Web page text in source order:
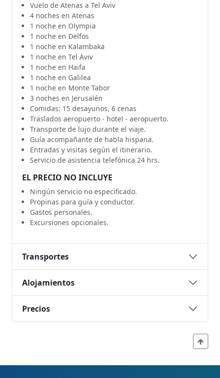
Vuelo de Atenas a Tel Aviv
4 noches en Atenas
1 noche en Olympia
1 noche en Delfos
1 noche en Kalambaka
1 noche en Tel Aviv
1 noche en Haifa
1 noche en Galilea
1 noche en Monte Tabor
3 noches en Jerusalén
Comidas: 15 desayunos, 6 cenas
Traslados aeropuerto - hotel - aeropuerto.
Transporte de lujo durante el viaje.
Guía acompañante de habla hispana.
Entradas y visitas según el itinerario.
Servicio de asistencia telefónica 24 hrs.
EL PRECIO NO INCLUYE
Ningún servicio no especificado.
Propinas para guía y conductor.
Gastos personales.
Excursiones opcionales.
Transportes
Alojamientos
Precios